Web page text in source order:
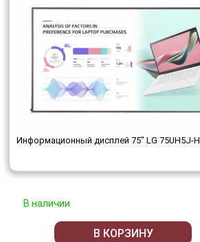
Информационный дисплей 75" LG 75UH5J-H
В наличии
В КОРЗИНУ